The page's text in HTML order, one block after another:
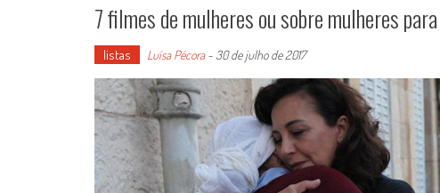
7 filmes de mulheres ou sobre mulheres
listas Luísa Pécora- 30 de julho de 2017